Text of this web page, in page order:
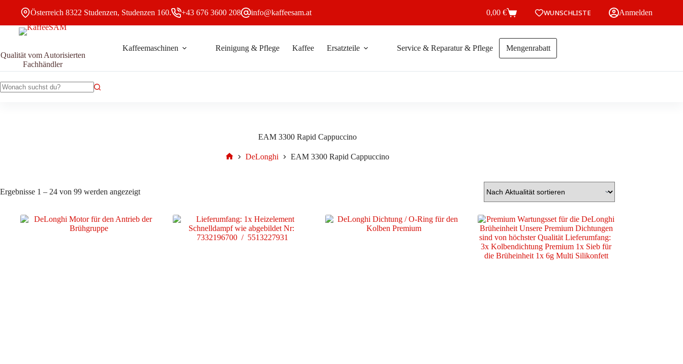
Österreich 8322 Studenzen, Studenzen 160. +43 676 3600 208 info@kaffeesam.at Warenkorb
0,00 € WUNSCHLISTE Anmelden
Qualität vom Autorisierten
Fachhändler
Kaffeemaschinen Reinigung & Pflege Kaffee Ersatzteile Service & Reparatur & Pflege Mengenrabatt
EAM 3300 Rapid Cappuccino
DeLonghi EAM 3300 Rapid Cappuccino
Ergebnisse 1 – 24 von 99 werden angezeigtNach